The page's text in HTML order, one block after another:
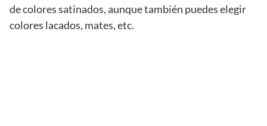
de colores satinados, aunque también puedes elegir
colores lacados, mates, etc.